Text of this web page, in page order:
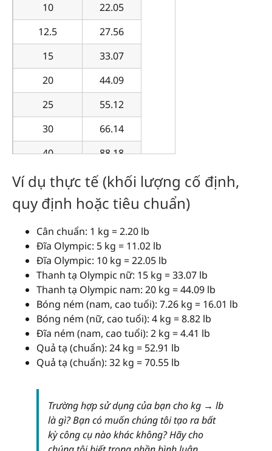
10
22.05
12.5
27.56
15
33.07
20
44.09
25
55.12
30
66.14
40
88.18
50
110.23
60
132.28
75
165.35
90
198.42
100
220.46
150
330.69
200
440.92
250
551.16
Ví dụ thực tế (khối lượng cố định,
quy định hoặc tiêu chuẩn)
Cân chuẩn: 1 kg = 2.20 lb
Đĩa Olympic: 5 kg = 11.02 lb
Đĩa Olympic: 10 kg = 22.05 lb
Thanh tạ Olympic nữ: 15 kg = 33.07 lb
Thanh tạ Olympic nam: 20 kg = 44.09 lb
Bóng ném (nam, cao tuổi): 7.26 kg = 16.01 lb
Bóng ném (nữ, cao tuổi): 4 kg = 8.82 lb
Đĩa ném (nam, cao tuổi): 2 kg = 4.41 lb
Quả tạ (chuẩn): 24 kg = 52.91 lb
Quả tạ (chuẩn): 32 kg = 70.55 lb
Trường hợp sử dụng của bạn cho kg → lb
là gì? Bạn có muốn chúng tôi tạo ra bất
kỳ công cụ nào khác không? Hãy cho